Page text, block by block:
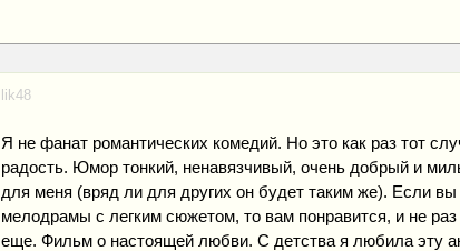
lik48
Я не фанат романтических комедий. Но это как раз тот
радость. Юмор тонкий, ненавязчивый, очень добрый и
для меня (вряд ли для других он будет таким же). Если
мелодрамы с легким сюжетом, то вам понравится, и не раз
еще. Фильм о настоящей любви. С детства я любила эту